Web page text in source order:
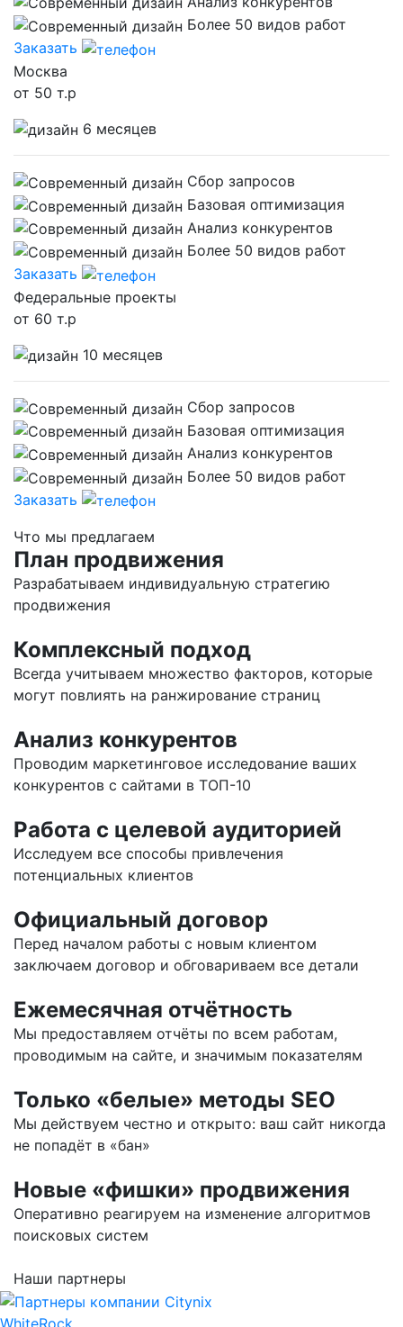
Более 50 видов работ
Заказать
Москва
от 50 т.р
6 месяцев
Сбор запросов
Базовая оптимизация
Анализ конкурентов
Более 50 видов работ
Заказать
Федеральные проекты
от 60 т.р
10 месяцев
Сбор запросов
Базовая оптимизация
Анализ конкурентов
Более 50 видов работ
Заказать
Что мы предлагаем
План продвижения
Разрабатываем индивидуальную стратегию
продвижения
Комплексный подход
Всегда учитываем множество факторов, которые
могут повлиять на ранжирование страниц
Анализ конкурентов
Проводим маркетинговое исследование ваших
конкурентов с сайтами в ТОП-10
Работа с целевой аудиторией
Исследуем все способы привлечения
потенциальных клиентов
Официальный договор
Перед началом работы с новым клиентом
заключаем договор и обговариваем все детали
Ежемесячная отчётность
Мы предоставляем отчёты по всем работам,
проводимым на сайте, и значимым показателям
Только «белые» методы SEO
Мы действуем честно и открыто: ваш сайт никогда
не попадёт в «бан»
Новые «фишки» продвижения
Оперативно реагируем на изменение алгоритмов
поисковых систем
Наши партнеры